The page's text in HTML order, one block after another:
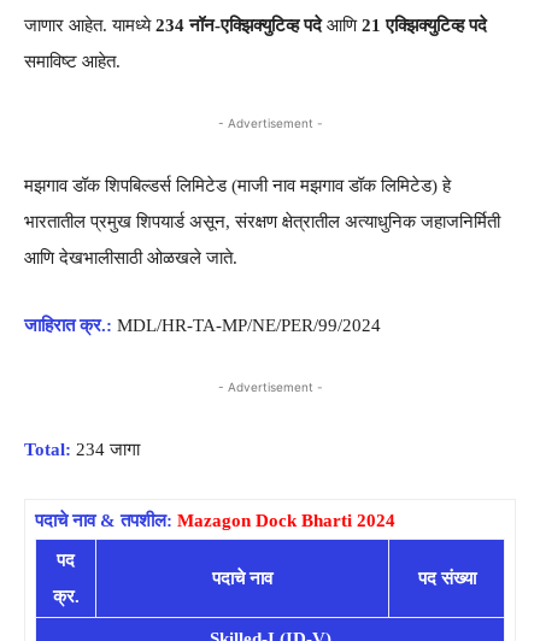
जाणार आहेत. यामध्ये234 नॉन-एक्झिक्युटिव्ह पदेआणि21 एक्झिक्युटिव्ह पदे
समाविष्ट आहेत.
- Advertisement -
मझगाव डॉक शिपबिल्डर्स लिमिटेड (माजी नाव मझगाव डॉक लिमिटेड) हे
भारतातील प्रमुख शिपयार्ड असून, संरक्षण क्षेत्रातील अत्याधुनिक जहाजनिर्मिती
आणि देखभालीसाठी ओळखले जाते.
जाहिरात क्र.: MDL/HR-TA-MP/NE/PER/99/2024
- Advertisement -
Total: 234 जागा
पदाचे नाव & तपशील: Mazagon Dock Bharti 2024
पद
क्र.
पदाचे नाव पद संख्या